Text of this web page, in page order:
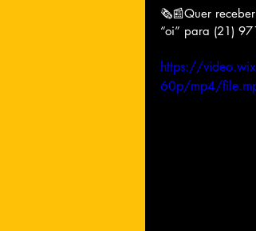
🗞📰Quer receber
“oi” para (21)
https://
60p/mp4/